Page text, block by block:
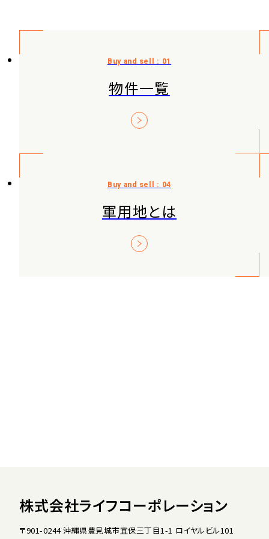
物件一覧
軍用地とは
株式会社ライフコーポレーション
〒901-0244 沖縄県豊見城市宜保三丁目1-1 ロイヤルビル101